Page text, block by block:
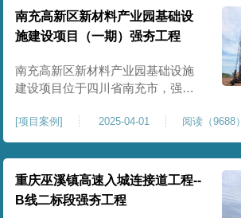
灌区水利设施长期稳定运行。本工
程核心施工内容为蓄水池场地地基
强夯加固处理，总强夯施工面积
25000㎡，施工完成后场地上部将新
南充高新区新材料产业园基础设
施建设项目（一期）强夯工程
南充高新区新材料产业园基础设施
建设项目位于四川省南充市，强夯
软弱土、回填土等复杂地质，采用
强夯地基加固，深层加固地基、提
升承载力、严控工后沉降，为厂
房、道路及配套设施筑牢基础。本
项目施工作业面积大，我司将整个
场地施工区域合理划分为若干个区
[项目案例] 2025-04-01 阅读（9688）
重庆巫溪镇高速入城连接道工程--
B线二标段强夯工程